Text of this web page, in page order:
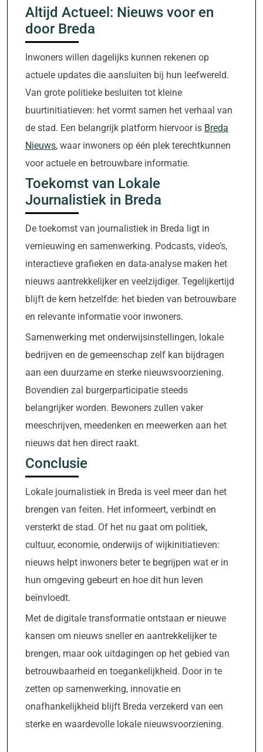
Altijd Actueel: Nieuws voor en
door Breda
Inwoners willen dagelijks kunnen rekenen op
actuele updates die aansluiten bij hun leefwereld.
Van grote politieke besluiten tot kleine
buurtinitiatieven: het vormt samen het verhaal van
de stad. Een belangrijk platform hiervoor is Breda
Nieuws, waar inwoners op één plek terechtkunnen
voor actuele en betrouwbare informatie.
Toekomst van Lokale
Journalistiek in Breda
De toekomst van journalistiek in Breda ligt in
vernieuwing en samenwerking. Podcasts, video’s,
interactieve grafieken en data-analyse maken het
nieuws aantrekkelijker en veelzijdiger. Tegelijkertijd
blijft de kern hetzelfde: het bieden van betrouwbare
en relevante informatie voor inwoners.
Samenwerking met onderwijsinstellingen, lokale
bedrijven en de gemeenschap zelf kan bijdragen
aan een duurzame en sterke nieuwsvoorziening.
Bovendien zal burgerparticipatie steeds
belangrijker worden. Bewoners zullen vaker
meeschrijven, meedenken en meewerken aan het
nieuws dat hen direct raakt.
Conclusie
Lokale journalistiek in Breda is veel meer dan het
brengen van feiten. Het informeert, verbindt en
versterkt de stad. Of het nu gaat om politiek,
cultuur, economie, onderwijs of wijkinitiatieven:
nieuws helpt inwoners beter te begrijpen wat er in
hun omgeving gebeurt en hoe dit hun leven
beïnvloedt.
Met de digitale transformatie ontstaan er nieuwe
kansen om nieuws sneller en aantrekkelijker te
brengen, maar ook uitdagingen op het gebied van
betrouwbaarheid en toegankelijkheid. Door in te
zetten op samenwerking, innovatie en
onafhankelijkheid blijft Breda verzekerd van een
sterke en waardevolle lokale nieuwsvoorziening.